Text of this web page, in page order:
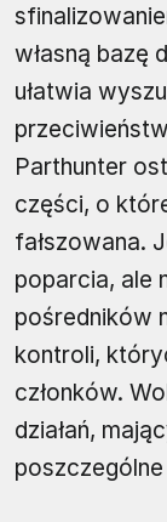
własną bazę
ułatwia
Parthunter
części, o
fałszowana.
poparcia, ale
pośredników
kontroli,
członków.
działań,